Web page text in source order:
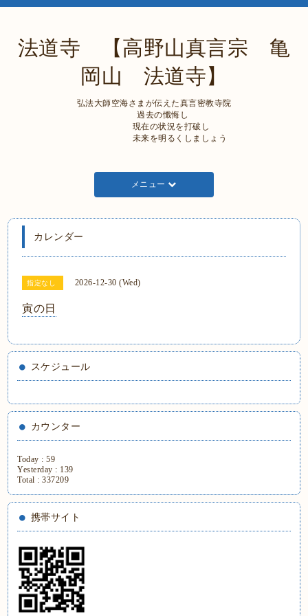
法道寺 【高野山真言宗 亀
岡山 法道寺】
弘法大師空海さまが伝えた真言密教寺院
過去の懺悔し
現在の状況を打破し
未来を明るくしましょう
メニュー
カレンダー
指定なし 2026-12-30 (Wed)
寅の日
スケジュール
カウンター
Today :59
Yesterday : 139
Total :337209
携帯サイト